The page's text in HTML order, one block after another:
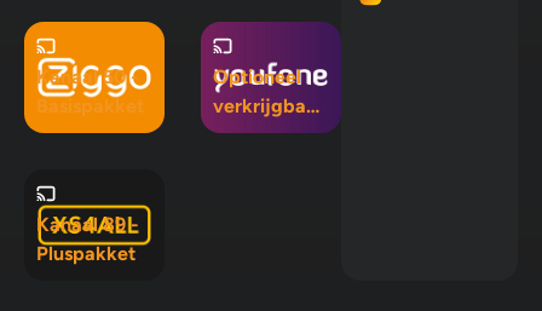
Kanaal 50 -
Basispakket
Optioneel
verkrijgbaar
in Mix 5, Mix
Kanaal 89 -
Pluspakket